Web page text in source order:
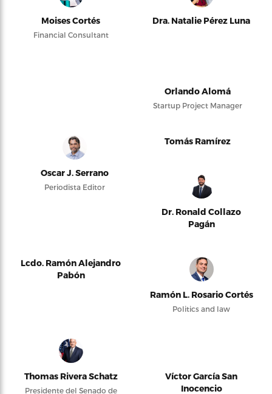
Moises Cortés
Financial Consultant
Dra. Natalie Pérez Luna
Orlando Alomá
Startup Project Manager
Oscar J. Serrano
Periodista Editor
Tomás Ramírez
Dr. Ronald Collazo
Pagán
Lcdo. Ramón Alejandro
Pabón
Ramón L. Rosario Cortés
Politics and law
Thomas Rivera Schatz
Presidente del Senado de
Víctor García San
Inocencio